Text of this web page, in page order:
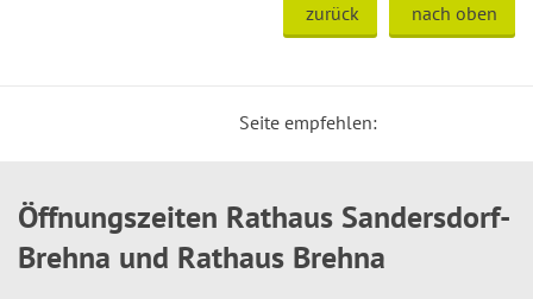
zurück nach oben
Seite empfehlen:
Öffnungszeiten Rathaus Sandersdorf-
Brehna und Rathaus Brehna